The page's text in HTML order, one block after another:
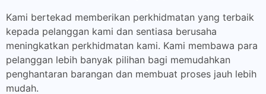
Kami bertekad memberikan perkhidmatan yang terbaik
kepada pelanggan kami dan sentiasa berusaha
meningkatkan perkhidmatan kami. Kami membawa para
pelanggan lebih banyak pilihan bagi memudahkan
penghantaran barangan dan membuat proses jauh lebih
mudah.